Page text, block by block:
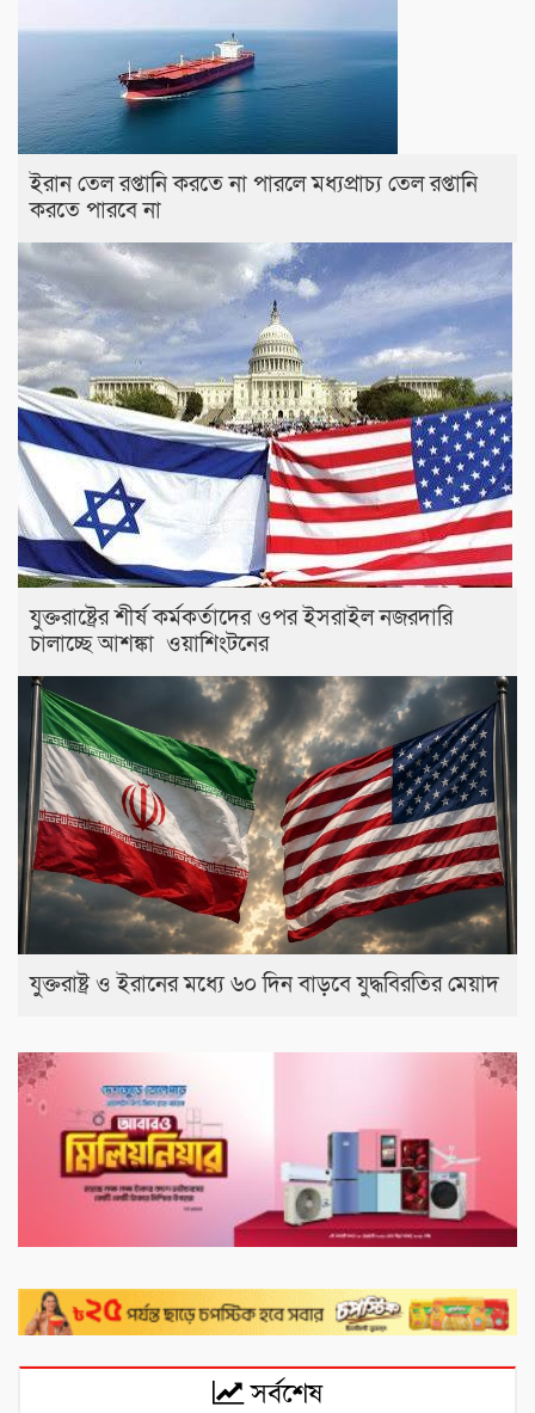
ইরান তেল রপ্তানি করতে না পারলে মধ্যপ্রাচ্য তেল রপ্তানি
করতে পারবে না
যুক্তরাষ্ট্রের শীর্ষ কর্মকর্তাদের ওপর ইসরাইল নজরদারি
চালাচ্ছে আশঙ্কা ওয়াশিংটনের
যুক্তরাষ্ট্র ও ইরানের মধ্যে ৬০ দিন বাড়বে যুদ্ধবিরতির মেয়াদ
সর্বশেষ